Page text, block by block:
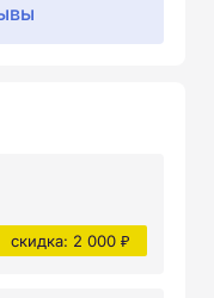
скидка: 2 000 ₽